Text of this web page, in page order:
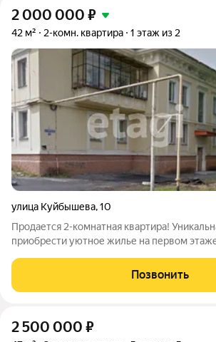
2 000 000 ₽
42 м² 2-комн. квартира 1 этаж из 2
улица Куйбышева,10
Продается 2-комнатная квартира!
приобрести уютное жилье на первом
Расположение: первый этаж комфортно для тех, кто ценит
удобство Ремонт: есть
Позвонить
2 500 000 ₽